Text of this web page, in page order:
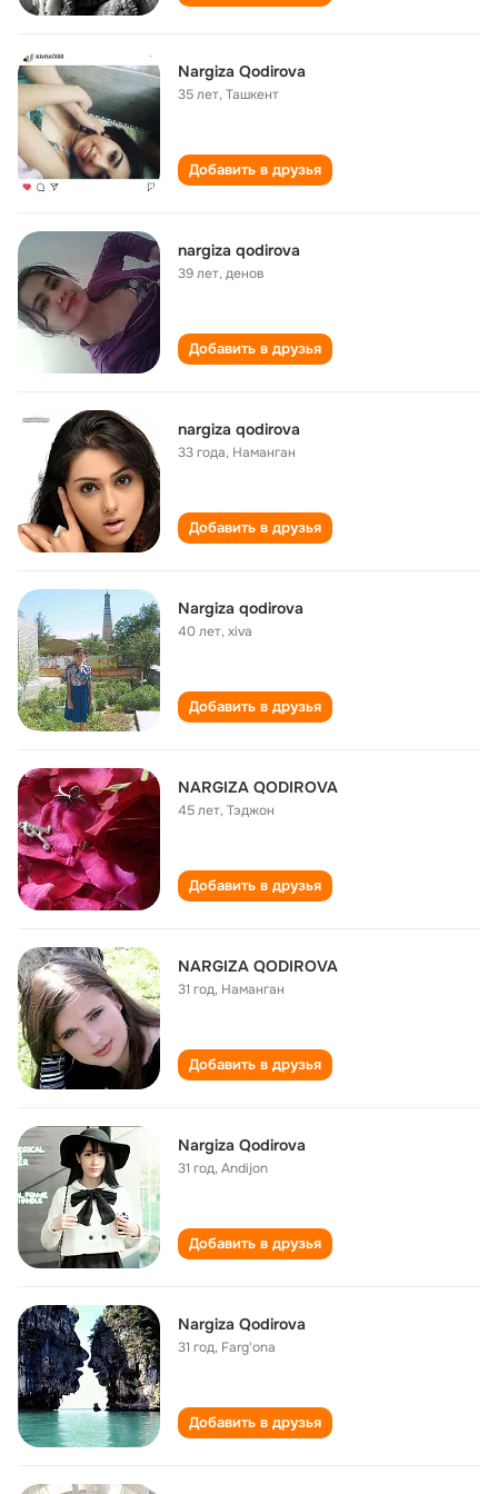
Nargiza Qodirova
35 лет,Ташкент
Добавить в друзья
nargiza qodirova
39 лет,денов
Добавить в друзья
nargiza qodirova
33 года, Наманган
Добавить в друзья
Nargiza qodirova
40 лет,xiva
Добавить в друзья
NARGIZA QODIROVA
45 лет,Тэджон
Добавить в друзья
NARGIZA QODIROVA
31 год, Наманган
Добавить в друзья
Nargiza Qodirova
31 год,Andijon
Добавить в друзья
Nargiza Qodirova
31 год, Farg'ona
Добавить в друзья